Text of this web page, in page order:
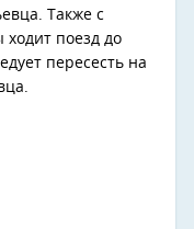
Также с
ходит поезд до
пересесть на